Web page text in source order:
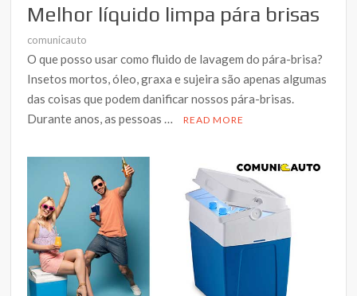
Melhor líquido limpa pára brisas
comunicauto
O que posso usar como fluido de lavagem do pára-brisa?
Insetos mortos, óleo, graxa e sujeira são apenas algumas
das coisas que podem danificar nossos pára-brisas.
Durante anos, as pessoas …
READ MORE